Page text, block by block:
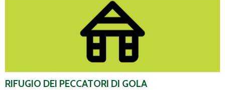
RIFUGIO DEI PECCATORI DI GOLA